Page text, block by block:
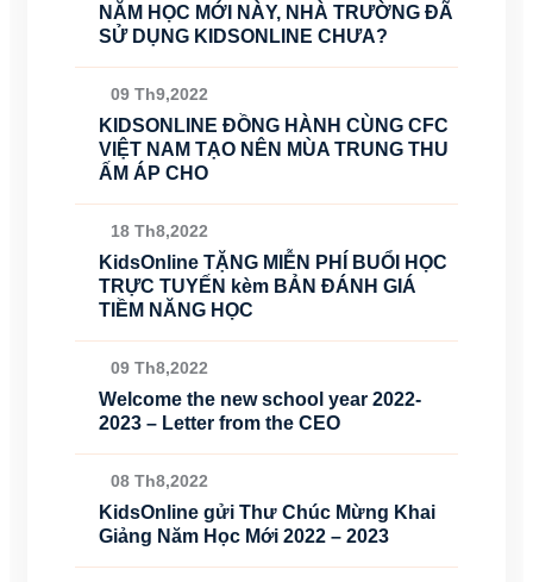
NĂM HỌC MỚI NÀY, NHÀ TRƯỜNG ĐÃ
SỬ DỤNG KIDSONLINE CHƯA?
09 Th9,2022
KIDSONLINE ĐỒNG HÀNH CÙNG CFC
VIỆT NAM TẠO NÊN MÙA TRUNG THU
ẤM ÁP CHO
18 Th8,2022
KidsOnline TẶNG MIỄN PHÍ BUỔI HỌC
TRỰC TUYẾN kèm BẢN ĐÁNH GIÁ
TIỀM NĂNG HỌC
09 Th8,2022
Welcome the new school year 2022-
2023 – Letter from the CEO
08 Th8,2022
KidsOnline gửi Thư Chúc Mừng Khai
Giảng Năm Học Mới 2022 – 2023